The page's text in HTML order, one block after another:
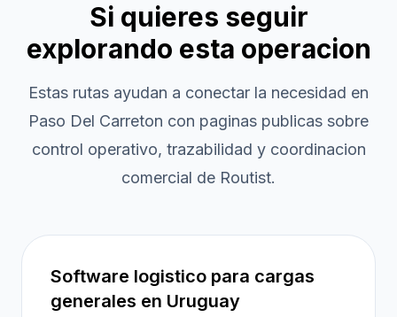
Si quieres seguir
explorando esta operacion
Estas rutas ayudan a conectar la necesidad en
Paso Del Carreton con paginas publicas sobre
control operativo, trazabilidad y coordinacion
comercial de Routist.
Software logistico para cargas
generales en Uruguay